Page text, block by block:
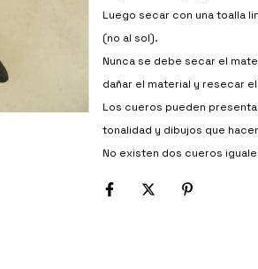
Luego secar con una toalla
(no al sol).
Nunca se debe secar el
dañar el material y resecar
Los cueros pueden
tonalidad y dibujos que
No existen dos cueros